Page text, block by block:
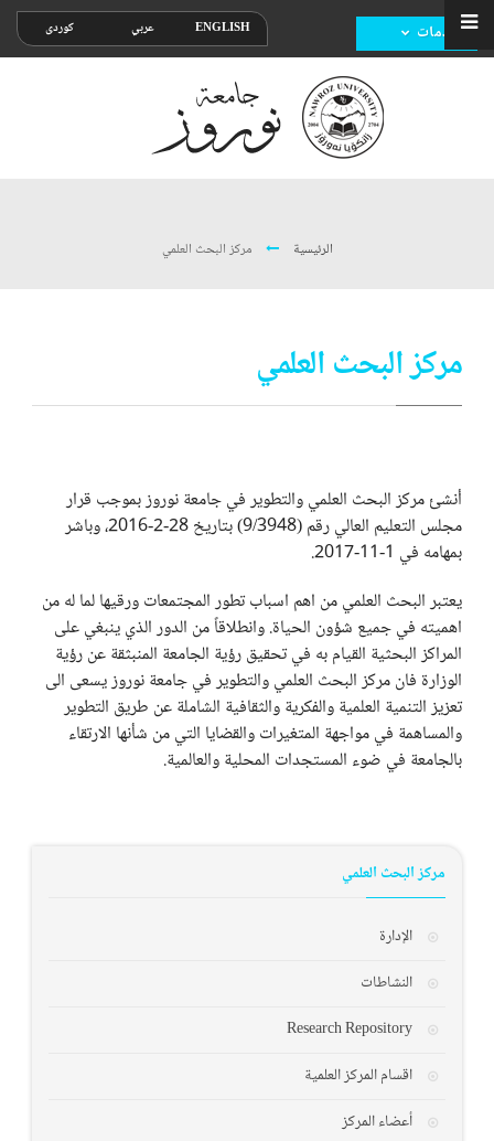
خدمات ENGLISH عربي کوردی
الرئيسية مرکز البحث العلمي
مرکز البحث العلمي
أنشئ مركز البحث العلمي والتطوير في جامعة نوروز بموجب قرار
مجلس التعليم العالي رقم (9/3948) بتاريخ 28-2-2016، وباشر
بمهامه في 1-11-2017.
يعتبر البحث العلمي من اهم اسباب تطور المجتمعات ورقيها لما له من
اهميته في جميع شؤون الحياة. وانطلاقاً من الدور الذي ينبغي على
المراكز البحثية القيام به في تحقيق رؤية الجامعة المنبثقة عن رؤية
الوزارة فان مركز البحث العلمي والتطوير في جامعة نوروز يسعى الى
تعزيز التنمية العلمية والفكرية والثقافية الشاملة عن طريق التطوير
والمساهمة في مواجهة المتغيرات والقضايا التي من شأنها الارتقاء
بالجامعة في ضوء المستجدات المحلية والعالمية.
مرکز البحث العلمي
الإدارة
النشاطات
Research Repository
اقسام المركز العلمية
أعضاء المركز